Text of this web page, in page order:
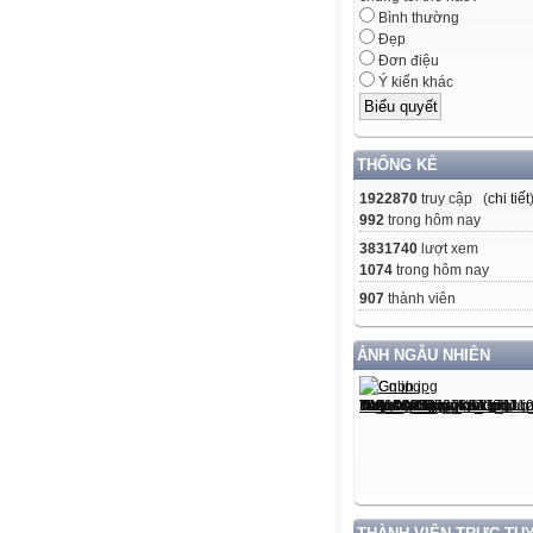
Bình thường
Đẹp
Đơn điệu
Ý kiến khác
THỐNG KÊ
1922870 truy cập (chi tiết)
992 trong hôm nay
3831740 lượt xem
1074 trong hôm nay
907 thành viên
ẢNH NGẪU NHIÊN